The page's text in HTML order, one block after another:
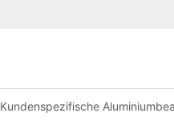
Kundenspezifische